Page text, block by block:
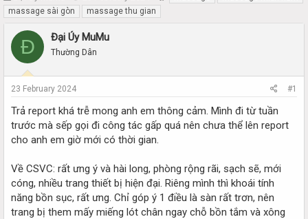
h
r
e
d
a
r
t
e
r
t
a
r
d
massage sài gòn
massage thu gian
Đ Đại Úy MuMu
Thường Dân
23 February 2024 #1
Trả report khá trễ mong anh em thông cảm. Mình đi từ tuần
trước mà sếp gọi đi công tác gấp quá nên chưa thể lên report
cho anh em giờ mới có thời gian.
Về CSVC: rất ưng ý và hài long, phòng rộng rãi, sạch sẽ, mới
cóng, nhiều trang thiết bị hiện đại. Riêng mình thì khoái tính
năng bồn sục, rất ưng. Chỉ góp ý 1 điều là sàn rất trơn, nên
trang bị them mấy miếng lót chân ngay chỗ bồn tắm và xông